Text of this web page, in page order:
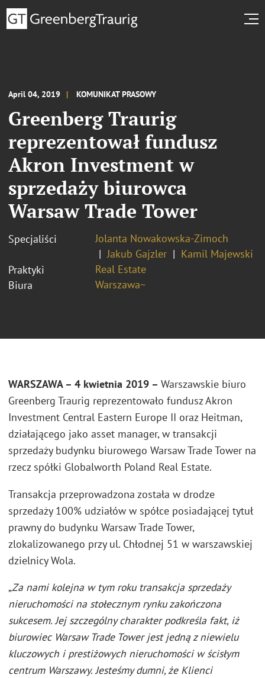
April 04, 2019 KOMUNIKAT PRASOWY
Greenberg Traurig
reprezentował fundusz
Akron Investment w
sprzedaży biurowca
Warsaw Trade Tower
Specjaliści
Jolanta Nowakowska-Zimoch
Jakub Gajzler
Kamil Majewski
Praktyki
Real Estate
Biura
Warszawa~
WARSZAWA – 4 kwietnia 2019 – Warszawskie biuro
Greenberg Traurig reprezentowało fundusz Akron
Investment Central Eastern Europe II oraz Heitman,
działającego jako asset manager, w transakcji
sprzedaży budynku biurowego Warsaw Trade Tower na
rzecz spółki Globalworth Poland Real Estate.
Transakcja przeprowadzona została w drodze
sprzedaży 100% udziałów w spółce posiadającej tytuł
prawny do budynku Warsaw Trade Tower,
zlokalizowanego przy ul. Chłodnej 51 w warszawskiej
dzielnicy Wola.
„Za nami kolejna w tym roku transakcja sprzedaży
nieruchomości na stołecznym rynku zakończona
sukcesem. Jej szczególny charakter podkreśla fakt, iż
biurowiec Warsaw Trade Tower jest jedną z niewielu
kluczowych i prestiżowych nieruchomości w ścisłym
centrum Warszawy. Jesteśmy dumni, że Klienci